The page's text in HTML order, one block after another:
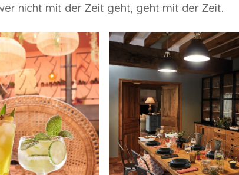
nicht mit der Zeit geht, geht mit der Zeit.